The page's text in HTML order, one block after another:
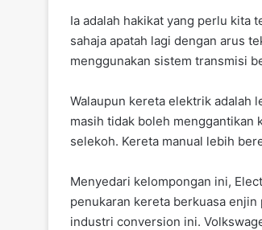
o
o
p
p
Ia adalah hakikat yang perlu kita
sahaja apatah lagi dengan arus
menggunakan sistem transmisi
Walaupun kereta elektrik adalah
masih tidak boleh menggantikan
selekoh. Kereta manual lebih
Menyedari kelompongan ini,
penukaran kereta berkuasa
industri conversion ini.